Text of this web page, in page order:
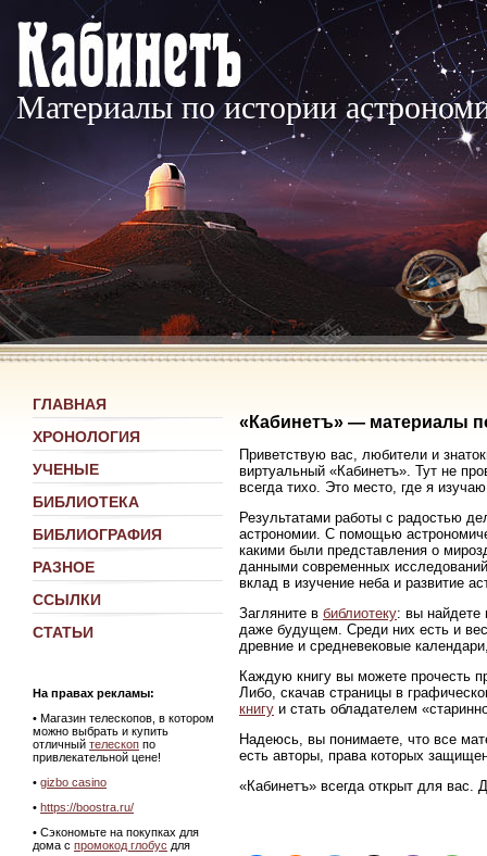
Материалы по истории
ГЛАВНАЯ
ХРОНОЛОГИЯ
УЧЕНЫЕ
БИБЛИОТЕКА
БИБЛИОГРАФИЯ
РАЗНОЕ
ССЫЛКИ
СТАТЬИ
На правах рекламы:
• Магазин телескопов, в котором
можно выбрать и купить
отличный телескоп по
привлекательной цене!
• gizbo casino
• https://boostra.ru/
• Сэкономьте на покупках для
дома с промокод глобус для
«Кабинетъ» — материалы
Приветствую вас, любители и
виртуальный «Кабинетъ». Тут не
всегда тихо. Это место, где я
Результатами работы с радостью
астрономии. С помощью
какими были представления о
данными современных
вклад в изучение неба и развитие
Загляните в библиотеку: вы найдете
даже будущем. Среди них есть и
древние и средневековые
Каждую книгу вы можете прочесть
Либо, скачав страницы в
книгу и стать обладателем
Надеюсь, вы понимаете, что все
есть авторы, права которых
«Кабинетъ» всегда открыт для вас.